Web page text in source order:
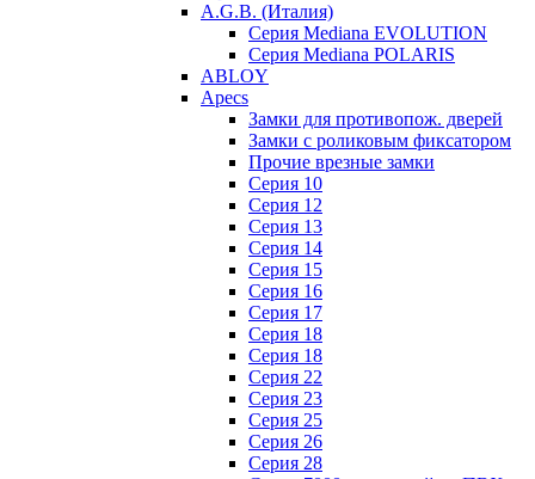
A.G.B. (Италия)
Серия Mediana EVOLUTION
Серия Mediana POLARIS
ABLOY
Apecs
Замки для противопож. дверей
Замки с роликовым фиксатором
Прочие врезные замки
Серия 10
Серия 12
Серия 13
Серия 14
Серия 15
Серия 16
Серия 17
Серия 18
Серия 18
Серия 22
Серия 23
Серия 25
Серия 26
Серия 28